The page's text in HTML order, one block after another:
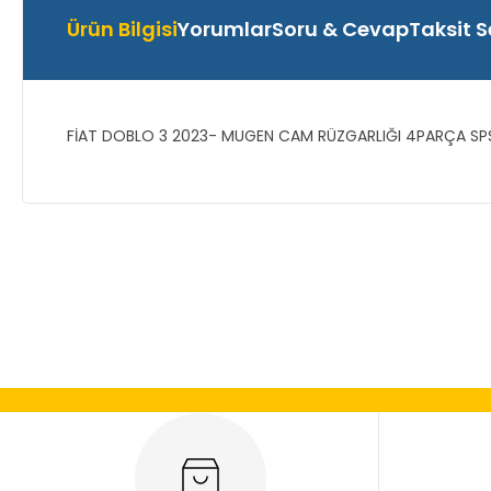
Ürün BilgisiYorumlarSoru & CevapTaksit
FİAT DOBLO 3 2023- MUGEN CAM RÜZGARLIĞI 4PARÇA
Ürün bilgilerinde hatalar bulunuyor.
Bu ürüne benzer farklı alternatifler olmalı.